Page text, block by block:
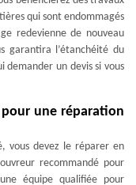
qui sont endommagés
redevienne de nouveau
garantira l’étanchéité du
un devis si vous
une réparation
vous devez le réparer en
recommandé pour
équipe qualifiée pour